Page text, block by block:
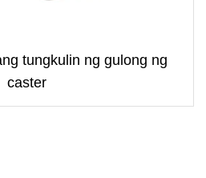
tungkulin ng gulong ng
caster